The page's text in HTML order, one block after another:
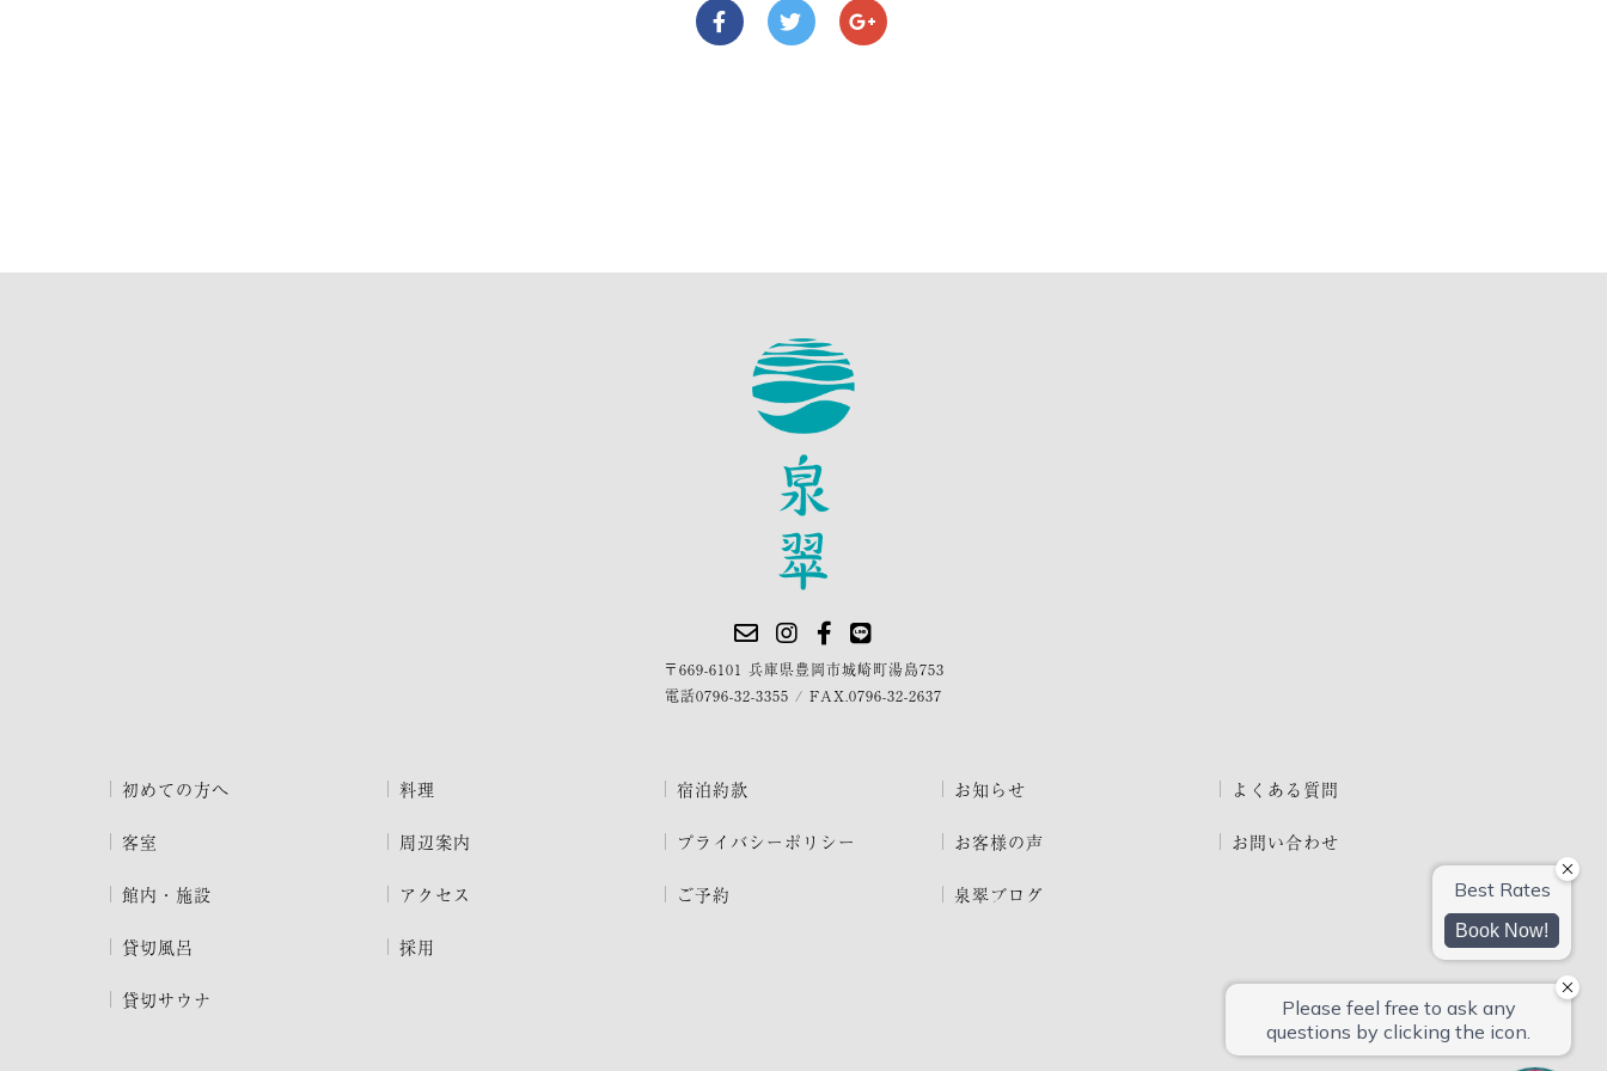
〒669-6101 兵庫県豊岡市城崎町湯島753
電話0796-32-3355 / FAX.0796-32-2637
初めての方へ
客室
館内・施設
貸切風呂
貸切サウナ
料理
周辺案内
アクセス
採用
宿泊約款
プライバシーポリシー
ご予約
お知らせ
お客様の声
泉翠ブログ
よくある質問
お問い合わせ